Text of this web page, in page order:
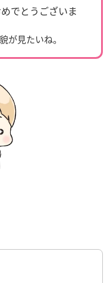
でとうございま
が見たいね。